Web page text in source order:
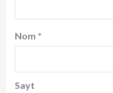
Nom *
Sayt